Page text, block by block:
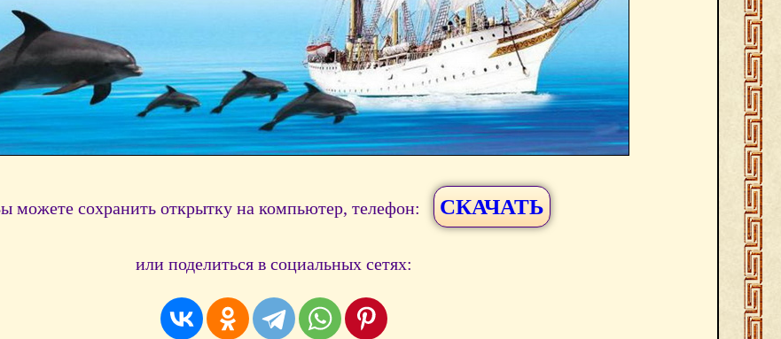
можете сохранить открытку на компьютер, телефон: СКАЧАТЬ
или поделиться в социальных сетях: